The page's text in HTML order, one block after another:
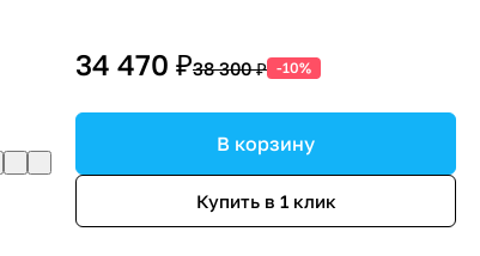
34 470 ₽38 300 ₽ -10%
В корзину
Купить в 1 клик